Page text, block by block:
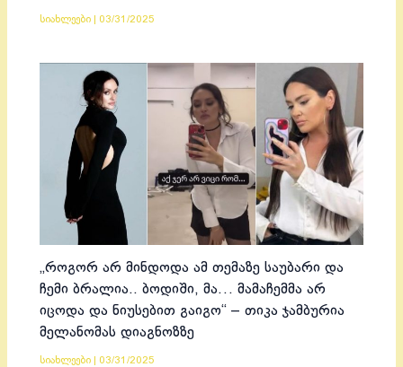
სიახლეები 03/31/2025
„როგორ არ მინდოდა ამ თემაზე საუბარი და
ჩემი ბრალია.. ბოდიში, მა… მამაჩემმა არ
იცოდა და ნიუსებით გაიგო“ – თიკა ჯამბურია
მელანომას დიაგნოზზე
სიახლეები 03/31/2025